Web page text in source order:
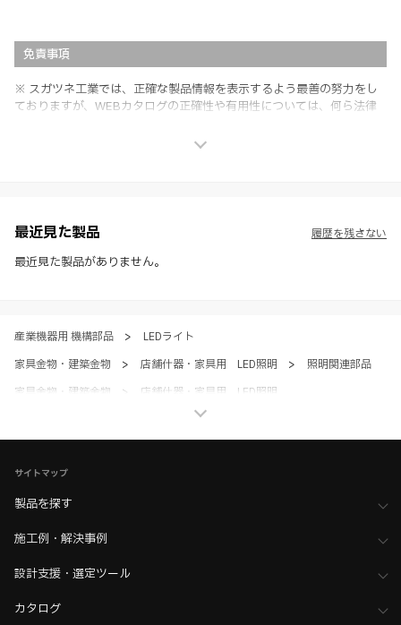
免責事項
※ スガツネ工業では、正確な製品情報を表示するよう最善の努力をし
ておりますが、WEBカタログの正確性や有用性については、何ら法律
社製品の使用ご検討、又は販売促進目的の利用に限ります。
※ 本WEBサイト製品情報のご利用にあたっては、WEBサイト利用規
約、プライバシーポリシー、製品情報ガイドをご確認いただき、内容の
最近見た製品
最近見た製品がありません。
履歴を残さない
産業機器用 機構部品 >
LEDライト
家具金物・建築金物
> 店舗什器・家具用 LED照明 >
照明関連部品
家具金物・建築金物
>
店舗什器・家具用 LED照明
サイトマップ
製品を探す
施工例・解決事例
設計支援・選定ツール
カタログ